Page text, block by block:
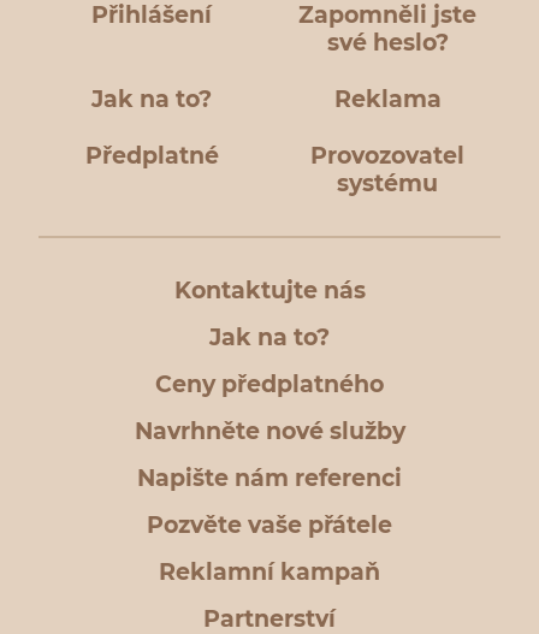
Přihlášení
Zapomněli jste
své heslo?
Jak na to? Reklama
Předplatné
Provozovatel
systému
Kontaktujte nás
Jak na to?
Ceny předplatného
Navrhněte nové služby
Napište nám referenci
Pozvěte vaše přátele
Reklamní kampaň
Partnerství